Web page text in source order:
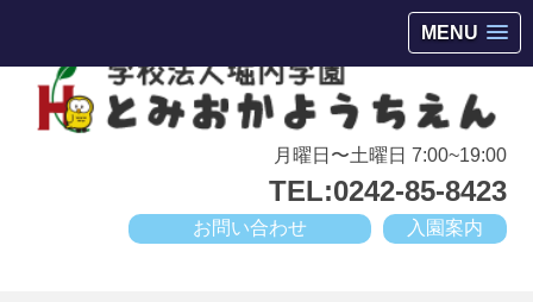
MENU
月曜日〜土曜日 7:00~19:00
TEL:0242-85-8423
入園案内
お問い合わせ